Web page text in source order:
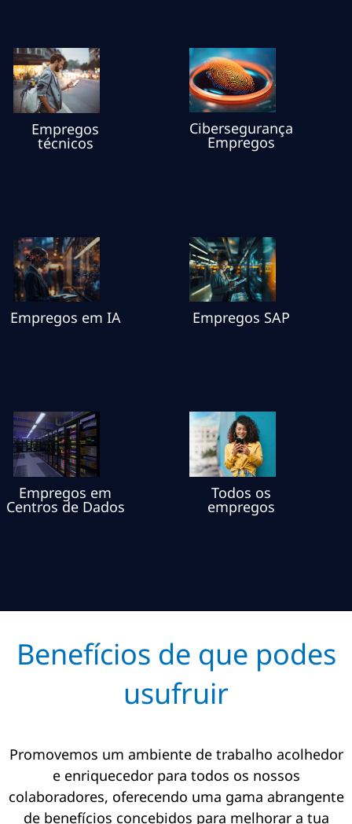
Empregos
técnicos
Cibersegurança
Empregos
Empregos em IA Empregos SAP
Empregos em
Centros de Dados
Todos os
empregos
Benefícios de que podes
usufruir
Promovemos um ambiente de trabalho acolhedor
e enriquecedor para todos os nossos
colaboradores, oferecendo uma gama abrangente
de benefícios concebidos para melhorar a tua